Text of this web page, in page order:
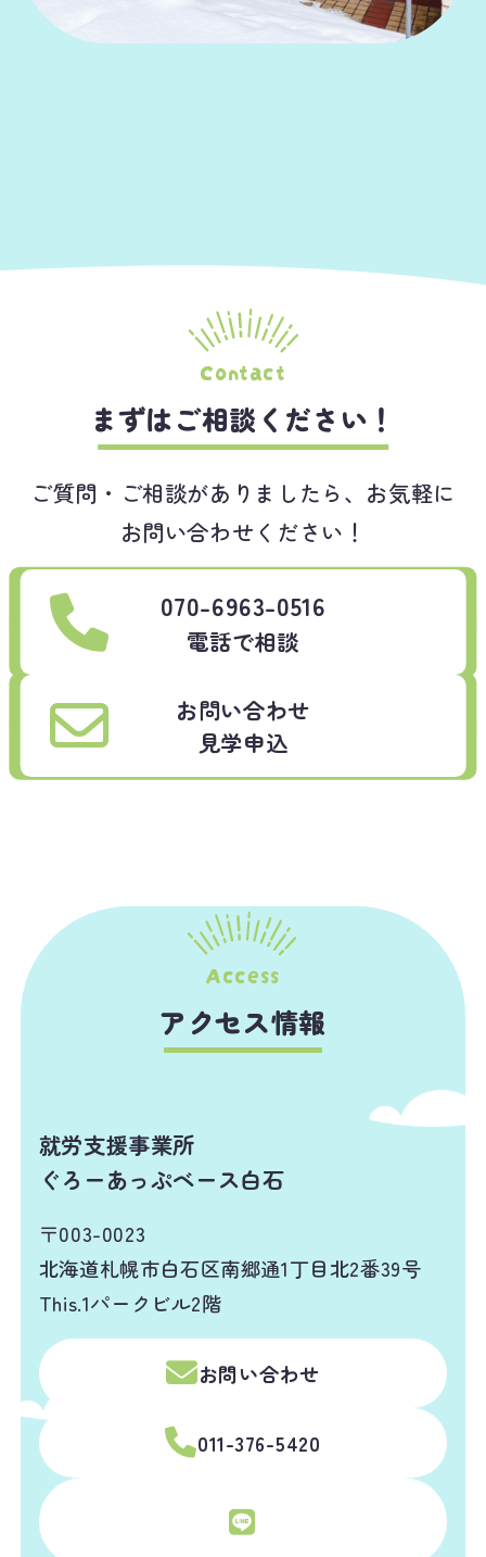
まずはご相談ください！
ご質問・ご相談がありましたら、お気軽に
お問い合わせください！
070-6963-0516
電話で相談
お問い合わせ
見学申込
アクセス情報
就労支援事業所
ぐろーあっぷベース白石
〒003-0023
北海道札幌市白石区南郷通1丁目北2番39号
This.1パークビル2階
お問い合わせ
011-376-5420